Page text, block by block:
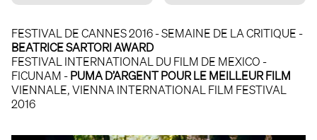
FESTIVAL DE CANNES 2016 - SEMAINE DE LA CRITIQUE -
BEATRICE SARTORI AWARD
FESTIVAL INTERNATIONAL DU FILM DE MEXICO -
FICUNAM - PUMA D’ARGENT POUR LE MEILLEUR FILM
VIENNALE, VIENNA INTERNATIONAL FILM FESTIVAL
2016